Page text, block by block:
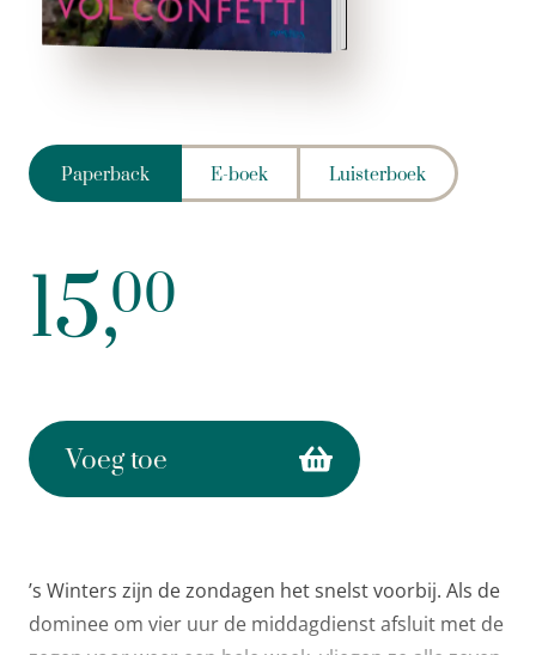
Paperback E-boek Luisterboek
15,00
Voeg toe
’s Winters zijn de zondagen het snelst voorbij. Als de
dominee om vier uur de middagdienst afsluit met de